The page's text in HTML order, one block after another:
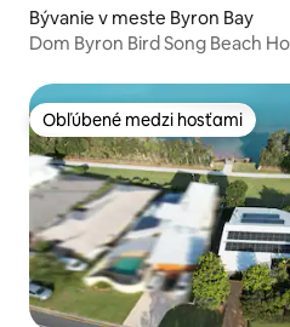
Bývanie v meste Byron Bay
Dom Byron Bird Song Beach
Obľúbené medzi hosťami
Obľúbené medzi hosťami